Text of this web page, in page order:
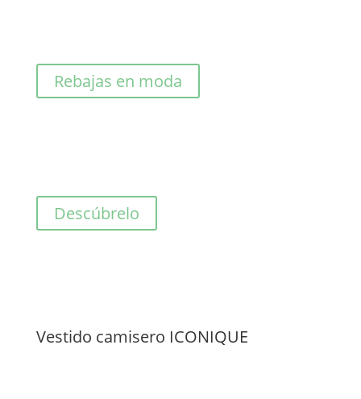
81,00€.40,50€.
Rebajas en moda
Descúbrelo
Vestido camisero ICONIQUE